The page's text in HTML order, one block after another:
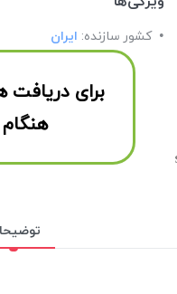
کشور سازنده: ایران
برای دریافت